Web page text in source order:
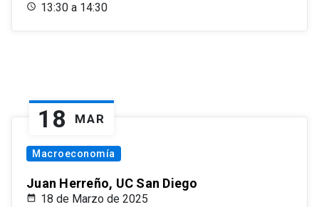
13:30 a 14:30
18 MAR
Macroeconomía
Juan Herreño, UC San Diego
18 de Marzo de 2025